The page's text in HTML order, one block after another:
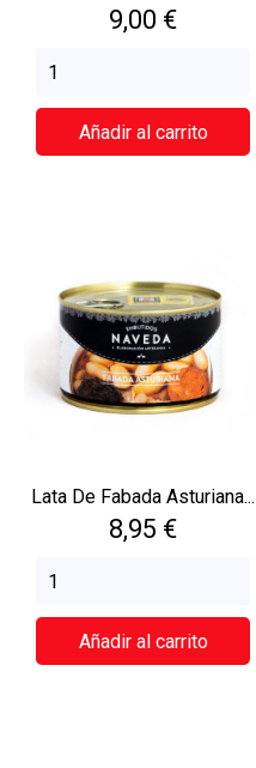
Precio
9,00 €
Añadir al carrito
Lata De Fabada Asturiana...
Precio
8,95 €
Añadir al carrito